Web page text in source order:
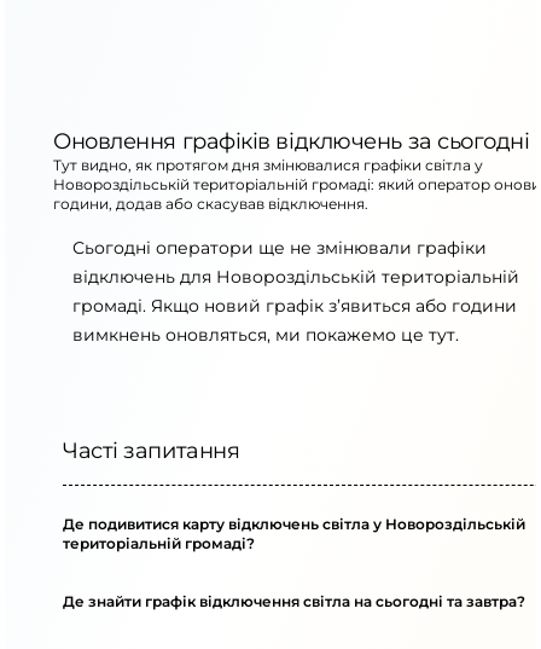
Оновлення графіків відключень за сьогодні
Тут видно, як протягом дня змінювалися графіки світла у
Новороздільській територіальній громаді: який оператор
години, додав або скасував відключення.
Сьогодні оператори ще не змінювали графіки
відключень для Новороздільській територіальній
громаді. Якщо новий графік з’явиться або години
вимкнень оновляться, ми покажемо це тут.
Часті запитання
Де подивитися карту відключень світла у Новороздільській
територіальній громаді?
Де знайти графік відключення світла на сьогодні та завтра?